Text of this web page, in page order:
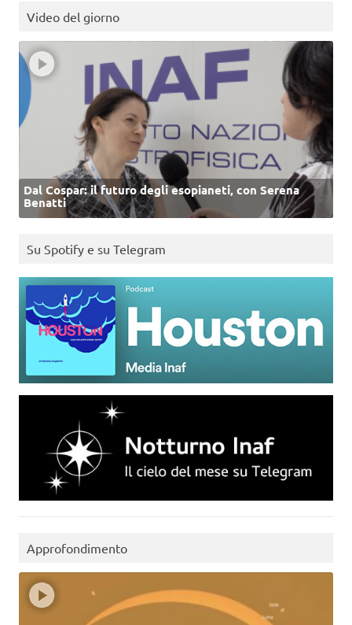
Video del giorno
Dal Cospar: il futuro degli esopianeti, con Serena
Benatti
Su Spotify e su Telegram
Approfondimento